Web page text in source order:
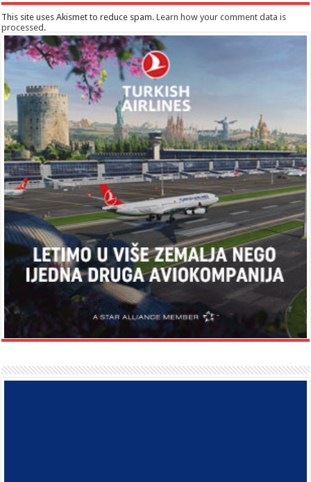
This site uses Akismet to reduce spam.Learn how your comment data is
processed .